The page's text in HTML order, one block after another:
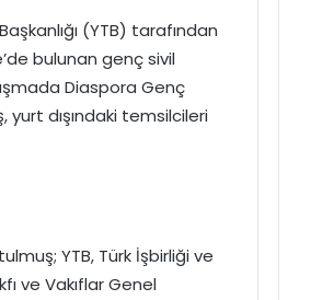
(YTB) tarafından
bulunan genç sivil
Diaspora Genç
yurt dışındaki temsilcileri
YTB, Türk İşbirliği ve
ve Vakıflar Genel